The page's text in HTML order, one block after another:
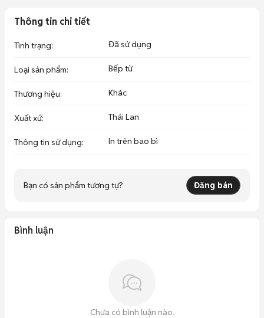
Thông tin chi tiết
Tình trạng: Đã sử dụng
Loại sản phẩm: Bếp từ
Thương hiệu: Khác
Xuất xứ: Thái Lan
Thông tin sử dụng: In trên bao bì
Bạn có sản phẩm tương tự? Đăng bán
Bình luận
Chưa có bình luận nào.